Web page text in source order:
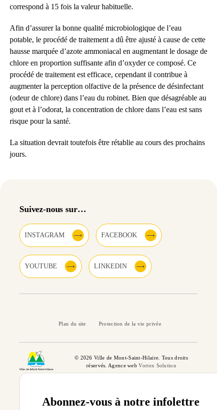
correspond à 15 fois la valeur habituelle.
Afin d’assurer la bonne qualité microbiologique de l’eau
potable, le procédé de traitement a dû être ajusté à cause de cette
hausse marquée d’azote ammoniacal en augmentant le dosage de
chlore en proportion suffisante afin d’oxyder ce composé. Ce
procédé de traitement est efficace, cependant il contribue à
augmenter la perception olfactive de la présence de désinfectant
(odeur de chlore) dans l’eau du robinet. Bien que désagréable au
gout et à l’odorat, la concentration de chlore dans l’eau est sans
risque pour la santé.
La situation devrait toutefois être rétablie au cours des prochains
jours.
Suivez-nous sur…
INSTAGRAM FACEBOOK
YOUTUBE LINKEDIN
© 2026 Ville de Mont-Saint-Hilaire. Tous droits
réservés. Agence webVortex Solution
Plan du site Protection de la vie privée
Abonnez-vous à notre infolettre